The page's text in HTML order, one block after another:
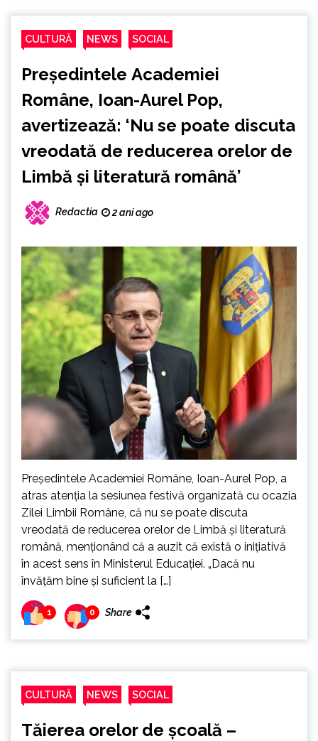
CULTURĂ NEWS SOCIAL
Președintele Academiei
Române, Ioan-Aurel Pop,
avertizează: ‘Nu se poate discuta
vreodată de reducerea orelor de
Limbă și literatură română’
Redactia 2 ani ago
Preşedintele Academiei Române, Ioan-Aurel Pop, a
atras atenția la sesiunea festivă organizată cu ocazia
Zilei Limbii Române, că nu se poate discuta
vreodată de reducerea orelor de Limbă şi literatură
română, menţionând că a auzit că există o iniţiativă
în acest sens în Ministerul Educaţiei. „Dacă nu
învăţăm bine şi suficient la […]
1 0 Share
CULTURĂ NEWS SOCIAL
Tăierea orelor de școală –